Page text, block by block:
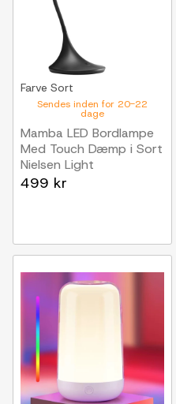
Sendes inden for 20-22
dage
Farve Sort
Mamba LED Bordlampe
Med Touch Dæmp i Sort
Nielsen Light
499 kr